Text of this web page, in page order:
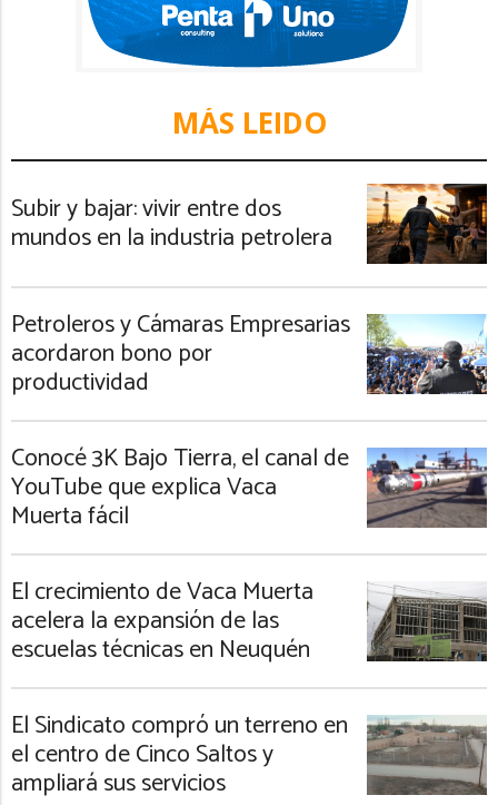
MÁS LEIDO
Subir y bajar: vivir entre dos
mundos en la industria petrolera
Petroleros y Cámaras Empresarias
acordaron bono por
productividad
Conocé 3K Bajo Tierra, el canal de
YouTube que explica Vaca
Muerta fácil
El crecimiento de Vaca Muerta
acelera la expansión de las
escuelas técnicas en Neuquén
El Sindicato compró un terreno en
el centro de Cinco Saltos y
ampliará sus servicios